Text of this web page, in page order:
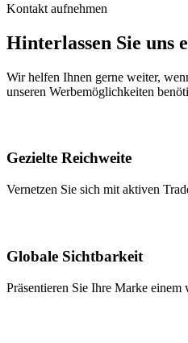
Kontakt aufnehmen
Hinterlassen Sie uns
Wir helfen Ihnen gerne weiter,
unseren Werbemöglichkeiten
Gezielte Reichweite
Vernetzen Sie sich mit aktiven
Globale Sichtbarkeit
Präsentieren Sie Ihre Marke